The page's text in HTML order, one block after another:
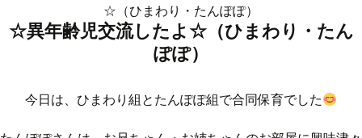
ツ
へ
プ
☆（ひまわり・たんぽぽ）
☆異年齢児交流したよ☆（ひまわり・たん
ぽぽ）
今日は、ひまわり組とたんぽぽ組で合同保育でした